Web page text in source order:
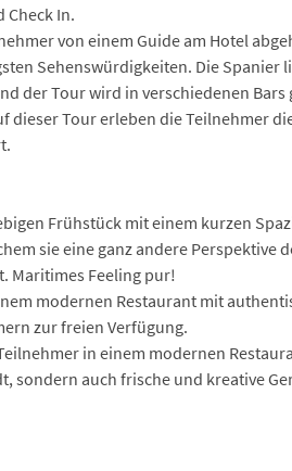
Check In.
von einem Guide am Hotel
Sehenswürdigkeiten. Die
der Tour wird in verschiedenen
dieser Tour erleben die Teilnehmer
Frühstück mit einem kurzen
sie eine ganz andere Perspektive
Maritimes Feeling pur!
modernen Restaurant mit
zur freien Verfügung.
in einem modernen
sondern auch frische und kreative